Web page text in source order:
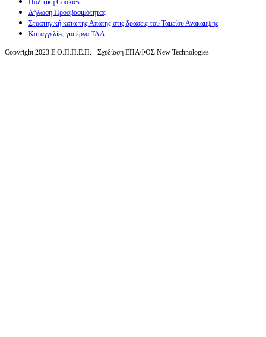
Πολιτική Cookies
Δήλωση Προσβασιμότητας
Στρατηγική κατά της Απάτης στις δράσεις του Ταμείου Ανάκαμψης
Καταγγελίες για έργα ΤΑΑ
Copyright 2023 Ε.Ο.Π.Π.Ε.Π. - Σχεδίαση ΕΠΑΦΟΣ New Technologies